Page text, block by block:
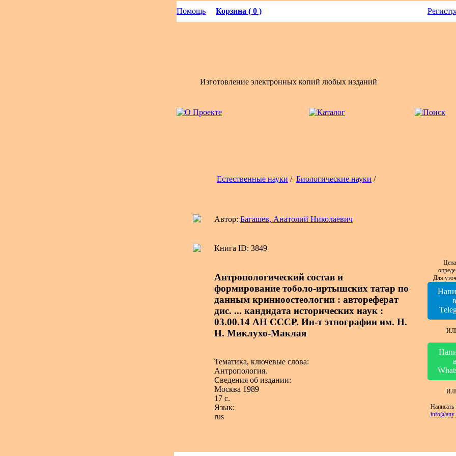
Помощь Корзина ( 0 )
Изготовление электронных копий любых изданий
Естественные науки / Биологические науки /
Автор: Багашев, Анатолий Николаевич
Книга ID: 3849
Антропологический состав и
формирование тоболо-иртышских татар по
данным криниоостеологии : автореферат
дис. ... кандидата исторических наук :
03.00.14 АН СССР. Ин-т этнографии им. Н.
Н. Миклухо-Маклая
Тематика, ключевые слова:
Антропология.
Сведения об издании:
Москва 1989
17 с.
Язык:
rus
Для
в
в
Написать